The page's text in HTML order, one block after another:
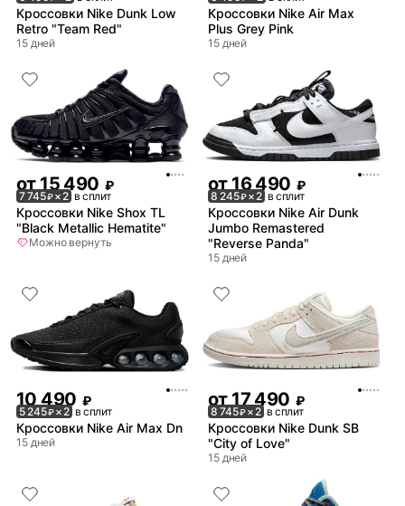
Кроссовки Nike Dunk Low
Retro "Team Red"
15 дней
Кроссовки Nike Air Max
Plus Grey Pink
15 дней
от15 490 ₽
7 745₽× 2 в сплит
Кроссовки Nike Shox TL
"Black Metallic Hematite"
Можно вернуть
от16 490 ₽
8 245₽× 2 в сплит
Кроссовки Nike Air Dunk
Jumbo Remastered
"Reverse Panda"
15 дней
10 490 ₽
5 245₽× 2 в сплит
Кроссовки Nike Air Max Dn
15 дней
от 17 490 ₽
8 745₽× 2 в сплит
Кроссовки Nike Dunk SB
"City of Love"
15 дней